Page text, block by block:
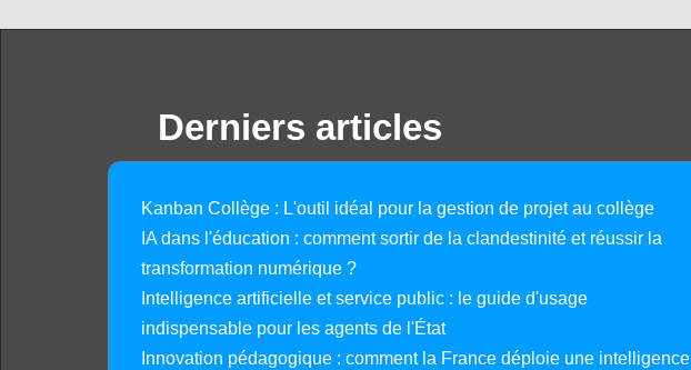
Derniers articles
Kanban Collège : L'outil idéal pour la gestion de projet au collège
IA dans l'éducation : comment sortir de la clandestinité et réussir la
transformation numérique ?
Intelligence artificielle et service public : le guide d'usage
indispensable pour les agents de l'État
Innovation pédagogique : comment la France déploie une intelligence